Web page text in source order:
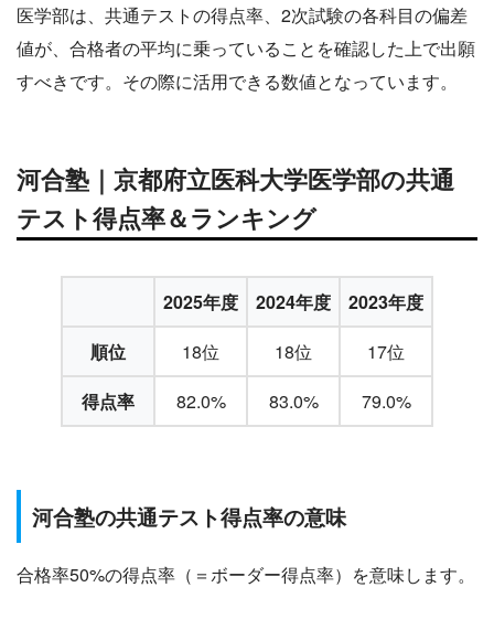
医学部は、共通テストの得点率、2次試験の各科目の偏差
値が、合格者の平均に乗っていることを確認した上で出願
すべきです。その際に活用できる数値となっています。
河合塾｜京都府立医科大学医学部の共通
テスト得点率＆ランキング
2025年度 2024年度
2023年度
順位
18位 18位
17位
得点率
82.0% 83.0% 79.0%
河合塾の共通テスト得点率の意味
合格率50%の得点率（＝ボーダー得点率）を意味します。